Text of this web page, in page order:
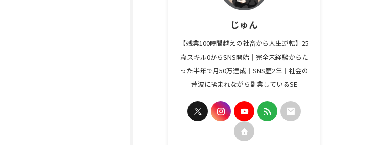
じゅん
【残業100時間越えの社畜から人生逆転】25
歳スキル0からSNS開始｜完全未経験からた
った半年で月50万達成｜SNS歴2年｜社会の
荒波に揉まれながら副業しているSE